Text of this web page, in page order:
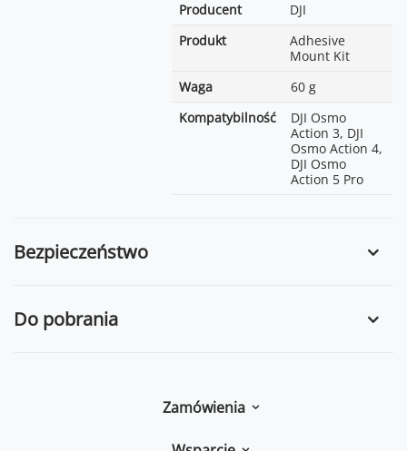
Producent
DJI
Produkt
Adhesive
Mount Kit
Waga
60 g
Kompatybilność
DJI Osmo
Action 3, DJI
Osmo Action 4,
DJI Osmo
Action 5 Pro
Bezpieczeństwo
Do pobrania
Zamówienia